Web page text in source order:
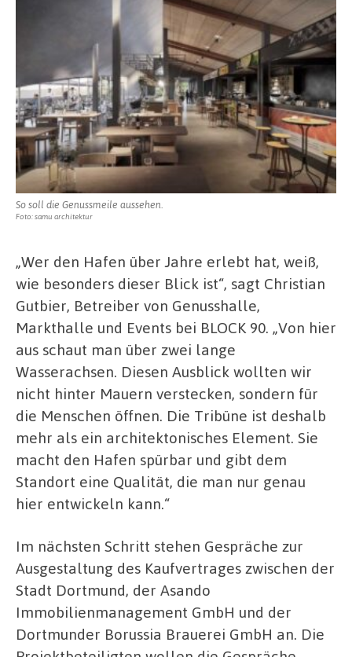
So soll die Genussmeile aussehen.
Foto: samu architektur
„Wer den Hafen über Jahre erlebt hat, weiß,
wie besonders dieser Blick ist“, sagt Christian
Gutbier, Betreiber von Genusshalle,
Markthalle und Events bei BLOCK 90. „Von hier
aus schaut man über zwei lange
Wasserachsen. Diesen Ausblick wollten wir
nicht hinter Mauern verstecken, sondern für
die Menschen öffnen. Die Tribüne ist deshalb
mehr als ein architektonisches Element. Sie
macht den Hafen spürbar und gibt dem
Standort eine Qualität, die man nur genau
hier entwickeln kann.“
Im nächsten Schritt stehen Gespräche zur
Ausgestaltung des Kaufvertrages zwischen der
Stadt Dortmund, der Asando
Immobilienmanagement GmbH und der
Dortmunder Borussia Brauerei GmbH an. Die